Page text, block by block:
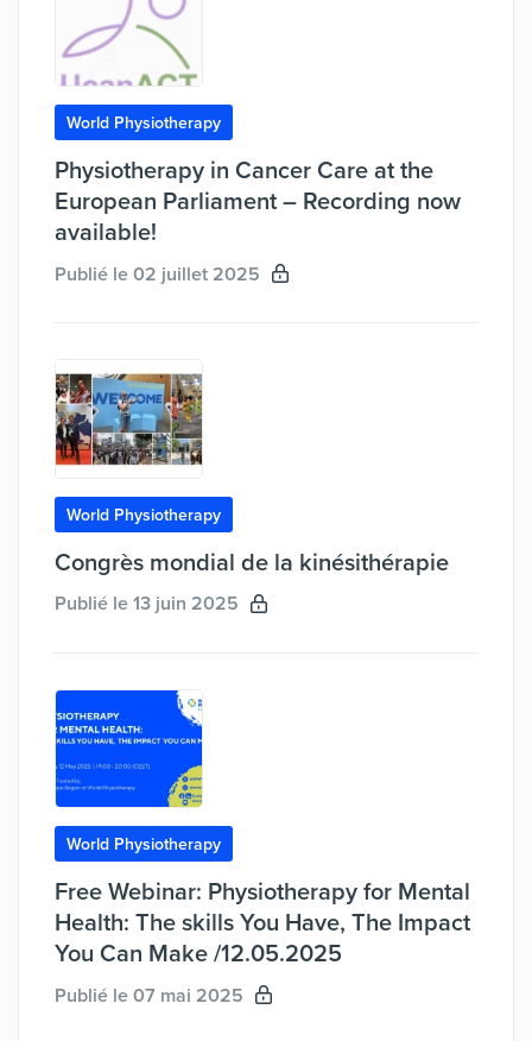
World Physiotherapy
Physiotherapy in Cancer Care at the
European Parliament – Recording now
available!
Publié le 02 juillet 2025
World Physiotherapy
Congrès mondial de la kinésithérapie
Publié le 13 juin 2025
World Physiotherapy
Free Webinar: Physiotherapy for Mental
Health: The skills You Have, The Impact
You Can Make /12.05.2025
Publié le 07 mai 2025